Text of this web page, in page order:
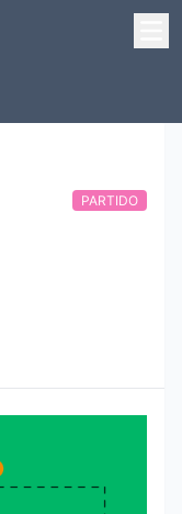
PARTIDO